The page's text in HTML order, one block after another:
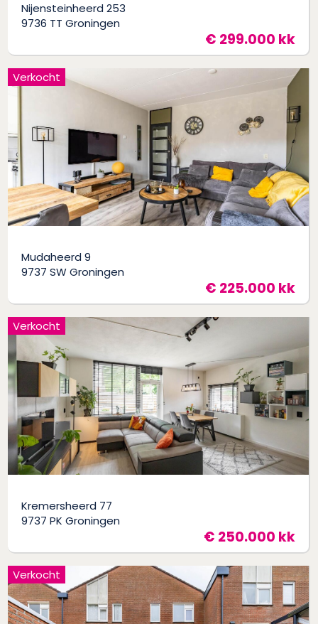
Nijensteinheerd 253
9736 TT Groningen
€ 299.000 kk
Mudaheerd 9
9737 SW Groningen
€ 225.000 kk
Verkocht
Kremersheerd 77
9737 PK Groningen
€ 250.000 kk
Verkocht
Verkocht